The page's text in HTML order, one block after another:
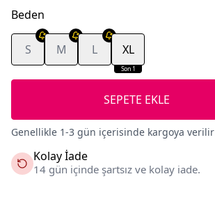
Beden
S M L
Son 1
XL
SEPETE EKLE
Genellikle 1-3 gün içerisinde kargoya verilir
Kolay İade
14 gün içinde şartsız ve kolay iade.